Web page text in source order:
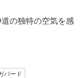
の独特の空気を感
バード